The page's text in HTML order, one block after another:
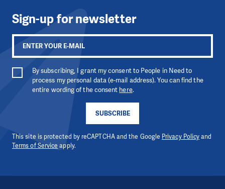
Sign-up for newsletter
SUBSCRIBE
By subscribing, I grant my consent to People in Need to
process my personal data (e-mail address). You can find the
entire wording of the consent here.
This site is protected by reCAPTCHA and the Google Privacy Policyand
Terms of Service apply.